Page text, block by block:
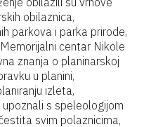
obilaznica,
parkova i parka prirode,
centar Nikole
znanja o planinarskoj
u planini,
izleta,
s speleologijom
svim polaznicima,